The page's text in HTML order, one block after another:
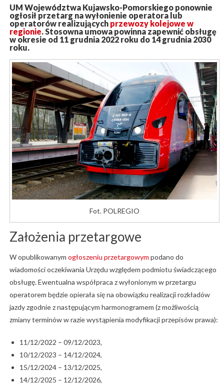
UM Województwa Kujawsko-Pomorskiego ponownie
ogłosił przetarg na wyłonienie operatora lub
operatorów realizujących przewozy kolejowe w
regionie. Stosowna umowa powinna zapewnić obsługę
w okresie od 11 grudnia 2022 roku do 14 grudnia 2030
roku.
Fot. POLREGIO
Założenia przetargowe
W opublikowanym ogłoszeniu przetargowym podano do
wiadomości oczekiwania Urzędu względem podmiotu świadczącego
obsługę. Ewentualna współpraca z wyłonionym w przetargu
operatorem będzie opierała się na obowiązku realizacji rozkładów
jazdy zgodnie z następującym harmonogramem (z możliwością
zmiany terminów w razie wystąpienia modyfikacji przepisów prawa):
11/12/2022 – 09/12/2023,
10/12/2023 – 14/12/2024,
15/12/2024 – 13/12/2025,
14/12/2025 – 12/12/2026,